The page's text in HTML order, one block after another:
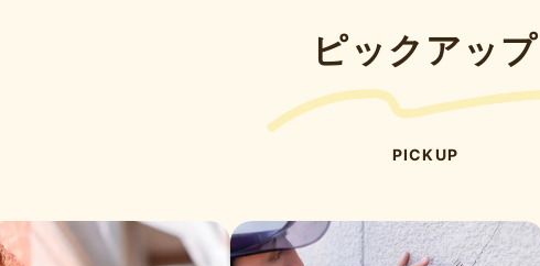
ピックアップ
PICKUP